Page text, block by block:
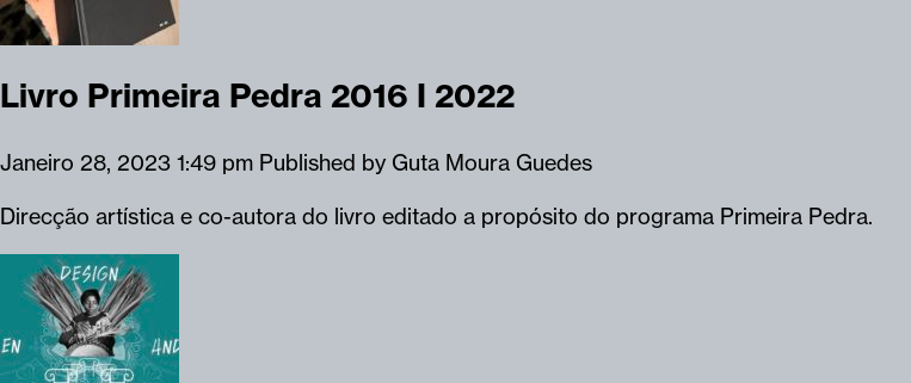
Livro Primeira Pedra 2016 I 2022
Janeiro 28, 2023 1:49 pm Published by Guta Moura Guedes
Direcção artística e co-autora do livro editado a propósito do programa Primeira Pedra.